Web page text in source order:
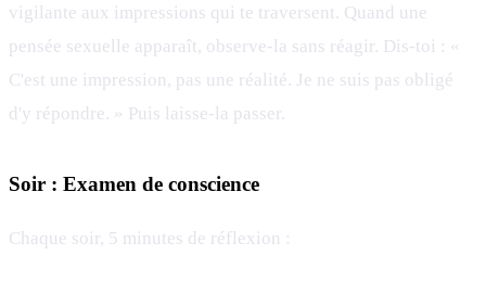
vigilante aux impressions qui te traversent. Quand une
pensée sexuelle apparaît, observe-la sans réagir. Dis-toi : «
C'est une impression, pas une réalité. Je ne suis pas obligé
d'y répondre. » Puis laisse-la passer.
Soir : Examen de conscience
Chaque soir, 5 minutes de réflexion :